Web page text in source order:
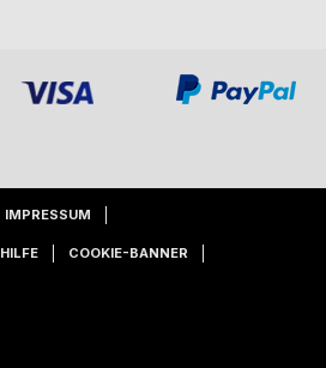
IMPRESSUM
HILFE COOKIE-BANNER